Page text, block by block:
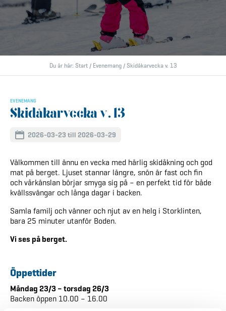
Du är här: Start/ Evenemang/ Skidåkarvecka v. 13
EVENEMANG
Skidåkarvecka v. 13
2026-03-23 till 2026-03-29
Välkommen till ännu en vecka med härlig skidåkning och god
mat på berget. Ljuset stannar längre, snön är fast och fin
och vårkänslan börjar smyga sig på – en perfekt tid för både
kvällssvängar och långa dagar i backen.
Samla familj och vänner och njut av en helg i Storklinten,
bara 25 minuter utanför Boden.
Vi ses på berget.
Öppettider
Måndag 23/3 – torsdag 26/3
Backen öppen 10.00 – 16.00